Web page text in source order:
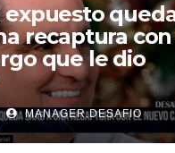
expuesto
recaptura
que le dio
MANAGER.DESAFIO